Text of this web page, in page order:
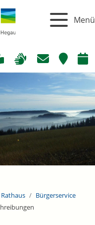
Menü
Bürgerservice